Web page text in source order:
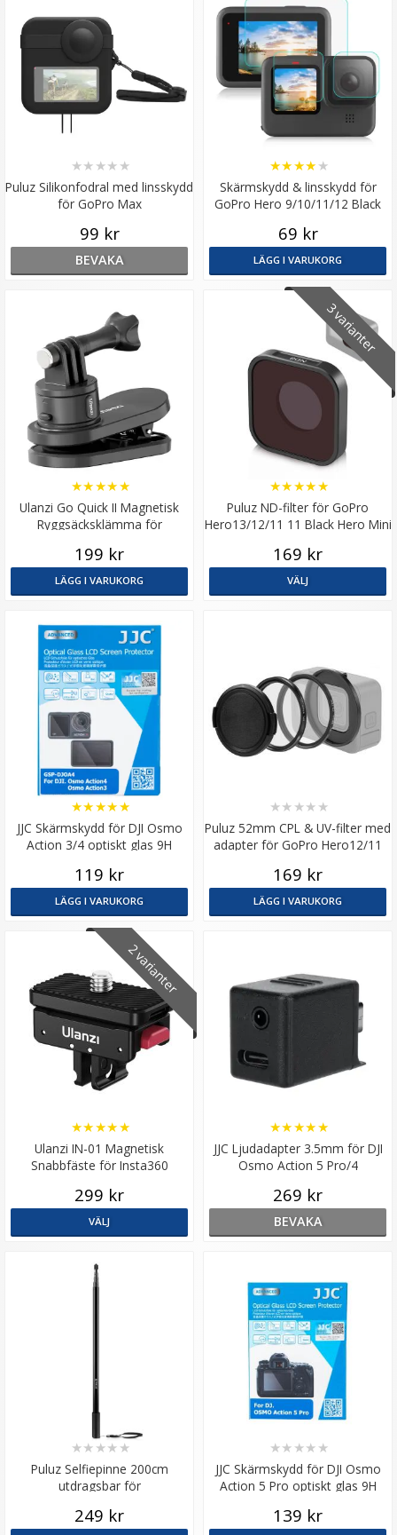
Puluz Silikonfodral med linsskydd
för GoPro Max
★★ ★★ ★
99 kr
BEVAKA
Skärmskydd & linsskydd för
GoPro Hero 9/10/11/12 Black
★★★★ ★
69 kr
LÄGG I VARUKORG
Ulanzi Go Quick II Magnetisk
Ryggsäcksklämma för
★★★★★
199 kr
LÄGG I VARUKORG
3 varianter
Puluz ND-filter för GoPro
Hero13/12/11 11 Black Hero Mini
★★★★★
169 kr
VÄLJ
JJC Skärmskydd för DJI Osmo
Action 3/4 optiskt glas 9H
★★★★★
119 kr
LÄGG I VARUKORG
Puluz 52mm CPL & UV-filter med
adapter för GoPro Hero12/11
★★ ★★ ★
169 kr
LÄGG I VARUKORG
2 varianter
Ulanzi IN-01 Magnetisk
Snabbfäste för Insta360
★★★★★
299 kr
VÄLJ
JJC Ljudadapter 3.5mm för DJI
Osmo Action 5 Pro/4
★★★★★
269 kr
BEVAKA
Puluz Selfiepinne 200cm
utdragsbar för
metall
★★ ★★ ★
249 kr
JJC Skärmskydd för DJI Osmo
Action 5 Pro optiskt glas 9H
★★ ★★ ★
139 kr